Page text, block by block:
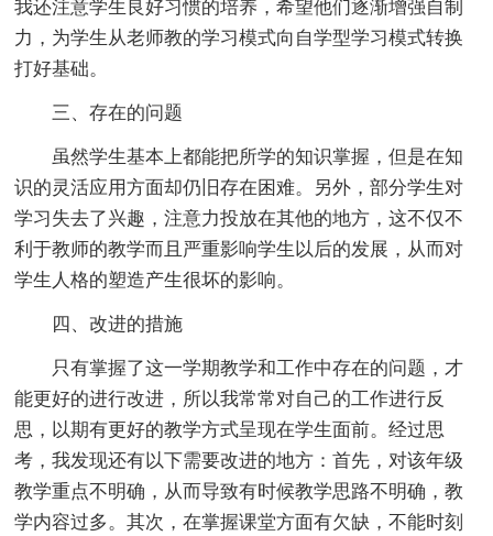
我还注意学生良好习惯的培养，希望他们逐渐增强自制
力，为学生从老师教的学习模式向自学型学习模式转换
打好基础。
三、存在的问题
虽然学生基本上都能把所学的知识掌握，但是在知
识的灵活应用方面却仍旧存在困难。另外，部分学生对
学习失去了兴趣，注意力投放在其他的地方，这不仅不
利于教师的教学而且严重影响学生以后的发展，从而对
学生人格的塑造产生很坏的影响。
四、改进的措施
只有掌握了这一学期教学和工作中存在的问题，才
能更好的进行改进，所以我常常对自己的工作进行反
思，以期有更好的教学方式呈现在学生面前。经过思
考，我发现还有以下需要改进的地方：首先，对该年级
教学重点不明确，从而导致有时候教学思路不明确，教
学内容过多。其次，在掌握课堂方面有欠缺，不能时刻